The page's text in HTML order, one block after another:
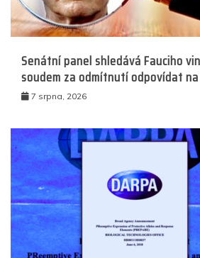
Senátní panel shledává Fauciho
soudem za odmítnutí odpovídat
7 srpna, 2026